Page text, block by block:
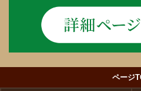
ページ